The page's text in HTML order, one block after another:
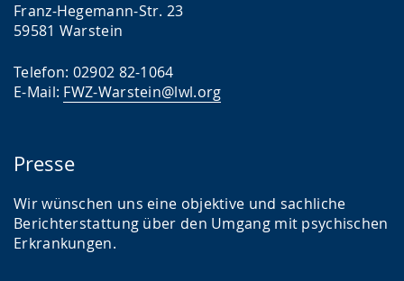
Franz-Hegemann-Str. 23
59581 Warstein
Telefon: 02902 82-1064
E-Mail: FWZ-Warstein@lwl.org
Presse
Wir wünschen uns eine objektive und sachliche
Berichterstattung über den Umgang mit psychischen
Erkrankungen.